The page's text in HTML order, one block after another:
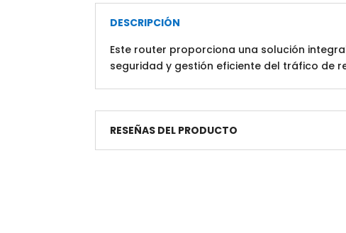
DESCRIPCIÓN
Este router proporciona una solución
seguridad y gestión eficiente del tráfico de
RESEÑAS DEL PRODUCTO